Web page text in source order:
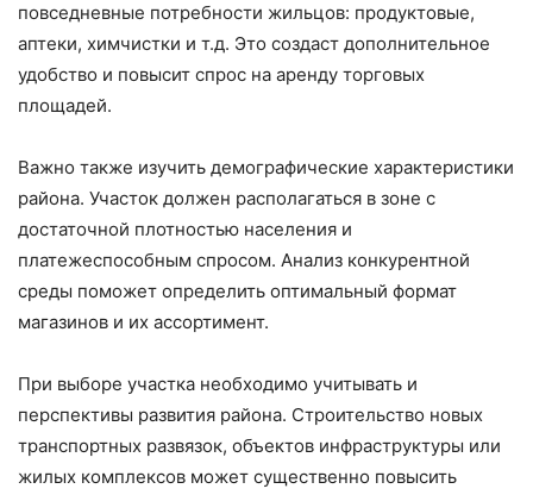
повседневные потребности жильцов: продуктовые,
аптеки, химчистки и т.д. Это создаст дополнительное
удобство и повысит спрос на аренду торговых
площадей.
Важно также изучить демографические характеристики
района. Участок должен располагаться в зоне с
достаточной плотностью населения и
платежеспособным спросом. Анализ конкурентной
среды поможет определить оптимальный формат
магазинов и их ассортимент.
При выборе участка необходимо учитывать и
перспективы развития района. Строительство новых
транспортных развязок, объектов инфраструктуры или
жилых комплексов может существенно повысить